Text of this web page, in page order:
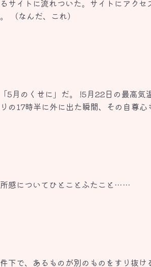
サイトに流れついた。サイトにアク
（なんだ、これ）
月のくせに」だ。 !5月22日の最高気
の17時半に外に出た瞬間、その自尊
感についてひとことふたこと……
下で、あるものが別のものをすり抜